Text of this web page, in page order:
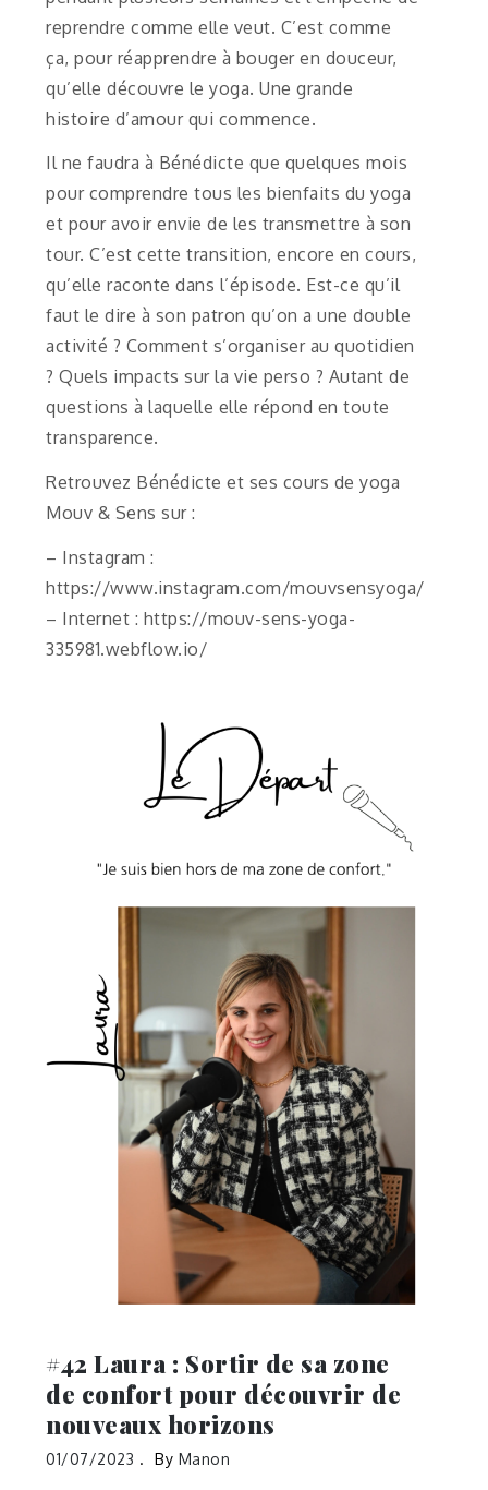
reprendre comme elle veut. C’est comme
ça, pour réapprendre à bouger en douceur,
qu’elle découvre le yoga. Une grande
histoire d’amour qui commence.
Il ne faudra à Bénédicte que quelques mois
pour comprendre tous les bienfaits du yoga
et pour avoir envie de les transmettre à son
tour. C’est cette transition, encore en cours,
qu’elle raconte dans l’épisode. Est-ce qu’il
faut le dire à son patron qu’on a une double
activité ? Comment s’organiser au quotidien
? Quels impacts sur la vie perso ? Autant de
questions à laquelle elle répond en toute
transparence.
Retrouvez Bénédicte et ses cours de yoga
Mouv & Sens sur :
– Instagram :
https://www.instagram.com/mouvsensyoga/
– Internet : https://mouv-sens-yoga-
335981.webflow.io/
#42 Laura : Sortir de sa zone
de confort pour découvrir de
nouveaux horizons
01/07/2023 By Manon